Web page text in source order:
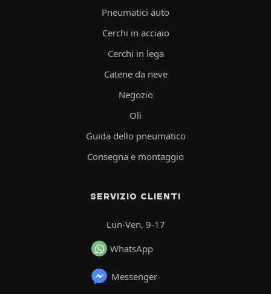
Pneumatici auto
Cerchi in acciaio
Cerchi in lega
Catene da neve
Negozio
Oli
Guida dello pneumatico
Consegna e montaggio
SERVIZIO CLIENTI
Lun-Ven, 9-17
WhatsApp
Messenger